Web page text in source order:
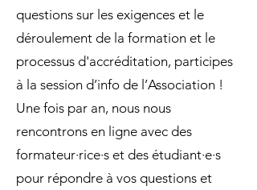
questions sur les exigences et le
déroulement de la formation et le
processus d'accréditation, participes
à la session d’info de l’Association !
Une fois par an, nous nous
rencontrons en ligne avec des
formateur·rice·s et des étudiant·e·s
pour répondre à vos questions et